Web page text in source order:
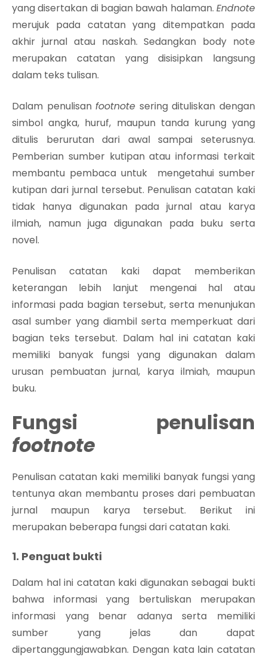
yang disertakan di bagian bawah halaman. Endnote
merujuk pada catatan yang ditempatkan pada
akhir jurnal atau naskah. Sedangkan body note
merupakan catatan yang disisipkan langsung
dalam teks tulisan.
Dalam penulisanfootnote sering dituliskan dengan
simbol angka, huruf, maupun tanda kurung yang
ditulis berurutan dari awal sampai seterusnya.
Pemberian sumber kutipan atau informasi terkait
membantu pembaca untuk mengetahui sumber
kutipan dari jurnal tersebut. Penulisan catatan kaki
tidak hanya digunakan pada jurnal atau karya
ilmiah, namun juga digunakan pada buku serta
novel.
Penulisan catatan kaki dapat memberikan
keterangan lebih lanjut mengenai hal atau
informasi pada bagian tersebut, serta menunjukan
asal sumber yang diambil serta memperkuat dari
bagian teks tersebut. Dalam hal ini catatan kaki
memiliki banyak fungsi yang digunakan dalam
urusan pembuatan jurnal, karya ilmiah, maupun
buku.
Fungsi penulisan
footnote
Penulisan catatan kaki memiliki banyak fungsi yang
tentunya akan membantu proses dari pembuatan
jurnal maupun karya tersebut. Berikut ini
merupakan beberapa fungsi dari catatan kaki.
1. Penguat bukti
Dalam hal ini catatan kaki digunakan sebagai bukti
bahwa informasi yang bertuliskan merupakan
informasi yang benar adanya serta memiliki
sumber yang jelas dan dapat
dipertanggungjawabkan. Dengan kata lain catatan